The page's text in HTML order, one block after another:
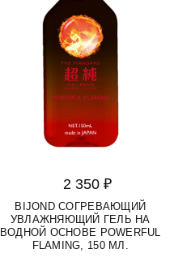
2 350 ₽
BIJOND СОГРЕВАЮЩИЙ
УВЛАЖНЯЮЩИЙ ГЕЛЬ НА
ВОДНОЙ ОСНОВЕ POWERFUL
FLAMING, 150 МЛ.